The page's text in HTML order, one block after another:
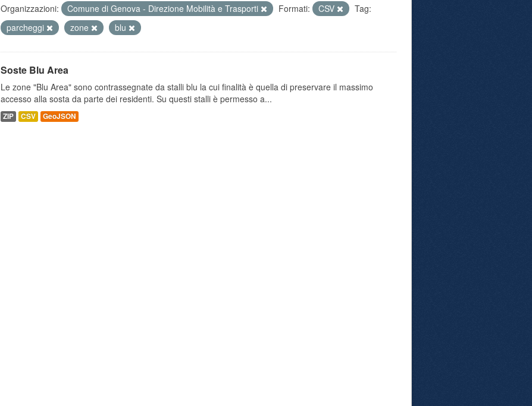
Organizzazioni: Comune di Genova - Direzione Mobilità e Trasporti Formati: CSV
Tag:
parcheggi
zone blu
Soste Blu Area
Le zone "Blu Area" sono contrassegnate da stalli blu la cui finalità è quella di preservare il massimo
accesso alla sosta da parte dei residenti. Su questi stalli è permesso a...
ZIP CSV GeoJSON